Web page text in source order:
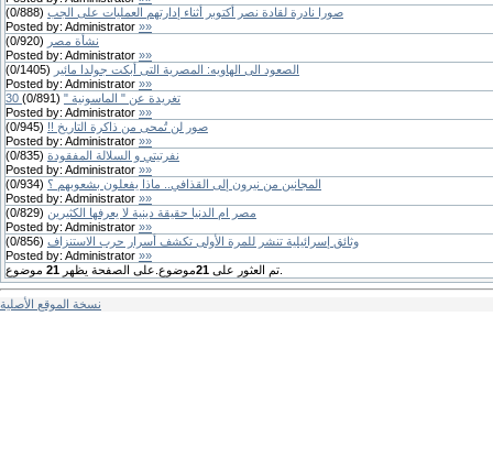
صورا نادرة لقادة نصر أكتوبر أثناء إدارتهم العمليات على الجب (
0/888
)
Posted by: Administrator »»
نشأة مصر (
0/920
)
Posted by: Administrator »»
الصعود الى الهاويه: المصرية التى أبكت جولدا مائير (
0/1405
)
Posted by: Administrator »»
30 تغريدة عن " الماسونية " (
0/891
)
Posted by: Administrator »»
صور لن تُمحى من ذاكرة التاريخ !! (
0/945
)
Posted by: Administrator »»
نفرتيتي و السلالة المفقودة (
0/835
)
Posted by: Administrator »»
المجانين من نيرون إلى القذافي.. ماذا يفعلون بشعوبهم ؟ (
0/934
)
Posted by: Administrator »»
مصر ام الدنيا حقيقة دينية لا يعرفها الكثيرين (
0/829
)
Posted by: Administrator »»
وثائق إسرائيلية تنشر للمرة الأولى تكشف أسرار حرب الاستنزاف (
0/856
)
Posted by: Administrator »»
تم العثور على 21موضوع.على الصفحة يظهر 21
نسخة الموقع الأصلية